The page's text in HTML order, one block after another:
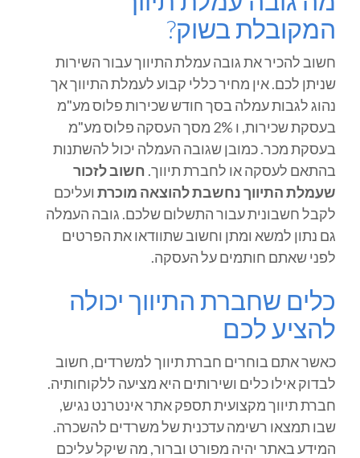
המקובלת בשוק?
חשוב להכיר את גובה עמלת התיווך עבור השירות
שניתן לכם. אין מחיר כללי קבוע לעמלת התיווך אך
נהוג לגבות עמלה בסך חודש שכירות פלוס מע"מ
בעסקת שכירות, ו 2% מסך העסקה פלוס מע"מ
בעסקת מכר. כמובן שגובה העמלה יכול להשתנות
בהתאם לעסקה או לחברת תיווך. חשוב לזכור
שעמלת התיווך נחשבת להוצאה מוכרת ועליכם
לקבל חשבונית עבור התשלום שלכם. גובה העמלה
גם נתון למשא ומתן וחשוב שתוודאו את הפרטים
לפני שאתם חותמים על העסקה.
כלים שחברת התיווך יכולה
להציע לכם
כאשר אתם בוחרים חברת תיווך למשרדים, חשוב
לבדוק אילו כלים ושירותים היא מציעה ללקוחותיה.
חברת תיווך מקצועית תספק אתר אינטרנט נגיש,
שבו תמצאו רשימה עדכנית של משרדים להשכרה.
המידע באתר יהיה מפורט וברור, מה שיקל עליכם